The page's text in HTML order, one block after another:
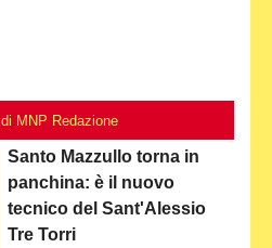
di MNP Redazione
Santo Mazzullo torna in
panchina: è il nuovo
tecnico del Sant'Alessio
Tre Torri